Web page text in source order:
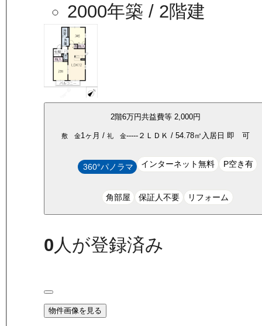
2000年築 / 2階建
2階6万円共益費等2,000円
敷 金1ヶ月 /礼 金----- ２ＬＤＫ /54.78㎡ 入居日 即 可
360°パノラマ インターネット無料 P空き有
角部屋 保証人不要 リフォーム
0 人が登録済み
物件画像を見る